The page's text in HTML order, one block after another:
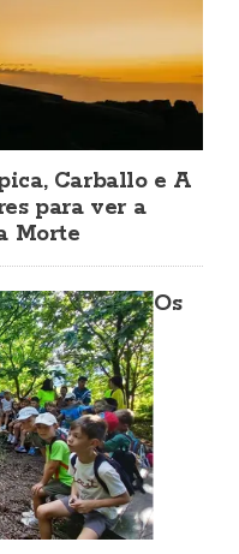
Carballo e A
para ver a
Morte
Os